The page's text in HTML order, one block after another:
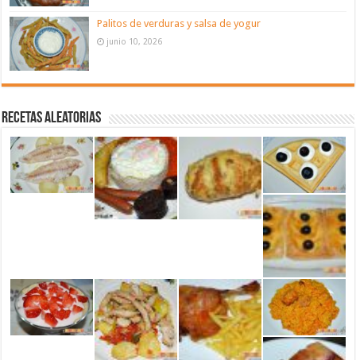
Palitos de verduras y salsa de yogur
junio 10, 2026
Recetas aleatorias